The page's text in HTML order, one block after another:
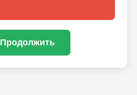
Продолжить